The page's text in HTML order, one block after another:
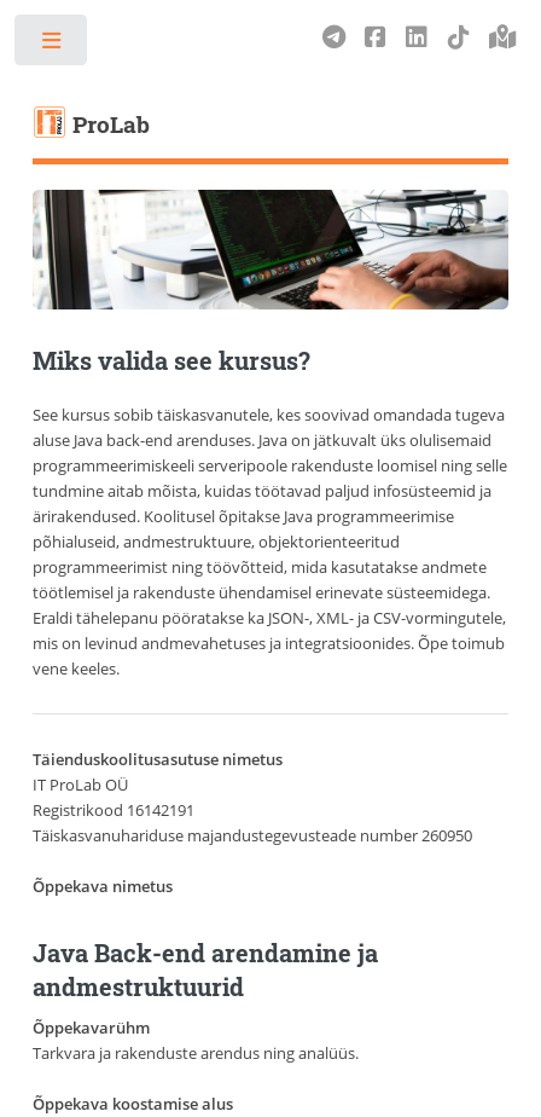
ProLab
Miks valida see kursus?
See kursus sobib täiskasvanutele, kes soovivad omandada tugeva
aluse Java back-end arenduses. Java on jätkuvalt üks olulisemaid
programmeerimiskeeli serveripoole rakenduste loomisel ning selle
tundmine aitab mõista, kuidas töötavad paljud infosüsteemid ja
ärirakendused. Koolitusel õpitakse Java programmeerimise
põhialuseid, andmestruktuure, objektorienteeritud
programmeerimist ning töövõtteid, mida kasutatakse andmete
töötlemisel ja rakenduste ühendamisel erinevate süsteemidega.
Eraldi tähelepanu pööratakse ka JSON-, XML- ja CSV-vormingutele,
mis on levinud andmevahetuses ja integratsioonides. Õpe toimub
vene keeles.
Täienduskoolitusasutuse nimetus
IT ProLab OÜ
Registrikood 16142191
Täiskasvanuhariduse majandustegevusteade number 260950
Õppekava nimetus
Java Back-end arendamine ja
andmestruktuurid
Õppekavarühm
Tarkvara ja rakenduste arendus ning analüüs.
Õppekava koostamise alus